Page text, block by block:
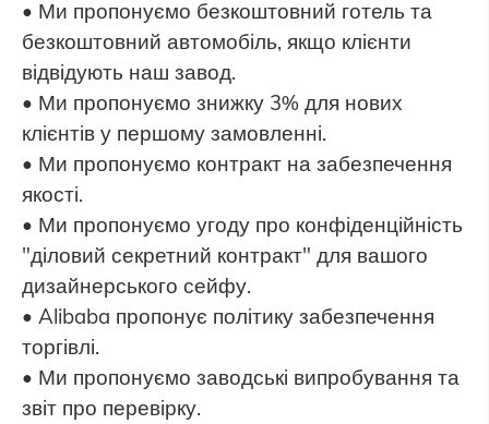
• Ми пропонуємо безкоштовний готель та
безкоштовний автомобіль, якщо клієнти
відвідують наш завод.
• Ми пропонуємо знижку 3% для нових
клієнтів у першому замовленні.
• Ми пропонуємо контракт на забезпечення
якості.
• Ми пропонуємо угоду про конфіденційність
"діловий секретний контракт" для вашого
дизайнерського сейфу.
• Alibaba пропонує політику забезпечення
торгівлі.
• Ми пропонуємо заводські випробування та
звіт про перевірку.